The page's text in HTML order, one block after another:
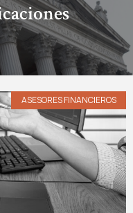
ASESORES FINANCIEROS